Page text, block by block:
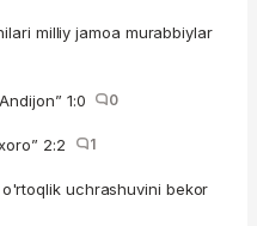
milliy jamoa murabbiylar
1:0 0
2:2 1
uchrashuvini bekor